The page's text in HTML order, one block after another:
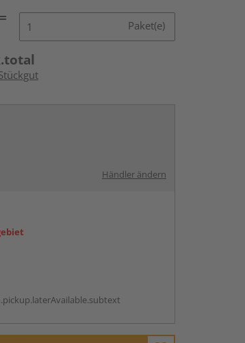
Paket(e)
Händler ändern